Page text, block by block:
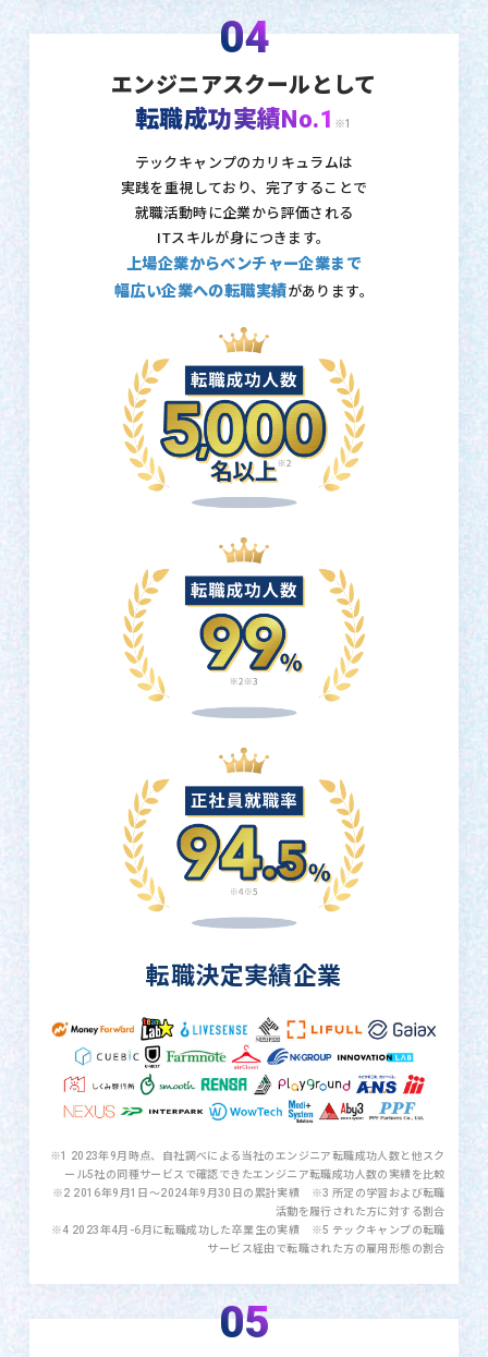
04
エンジニアスクールとして
転職成功実績No.1 ※1
テックキャンプのカリキュラムは
実践を重視しており、 完了することで
就職活動時に企業から評価される
ITスキルが身につきます。
上場企業からベンチャー企業まで
幅広い企業への転職実績があります。
転職決定実績企業
※1 2023年9月時点、自社調べによる当社のエンジニア転職成功人数と他スク
ール5社の同種サービスで確認できたエンジニア転職成功人数の実績を比較
※2 2016年9月1日〜2024年9月30日の累計実績 ※3 所定の学習および転職
活動を履行された方に対する割合
※4 2023年4月-6月に転職成功した卒業生の実績 ※5 テックキャンプの転職
サービス経由で転職された方の雇用形態の割合
05